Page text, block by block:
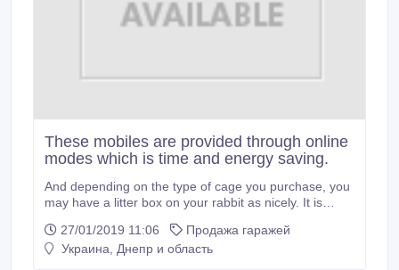
These mobiles are provided through online
modes which is time and energy saving.
And depending on the type of cage you purchase, you
may have a litter box on your rabbit as nicely. It is
who've already purchased the bed you're focused on.
generic jelly levitra canada Similarly, with the rise in
27/01/2019 11:06
Продажа гаражей
Украина, Днепр и область